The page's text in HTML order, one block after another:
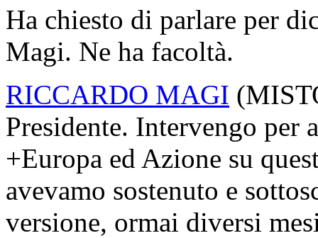
Ha chiesto di parlare per
Magi. Ne ha facoltà.
RICCARDO MAGI (
Presidente. Intervengo
+Europa ed Azione su
avevamo sostenuto e
versione, ormai diversi